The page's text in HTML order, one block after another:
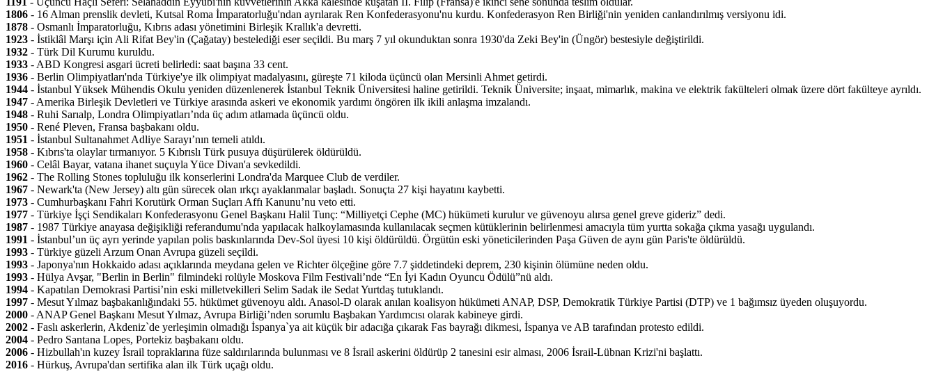
1806 - 16 Alman prenslik devleti, Kutsal Roma İmparatorluğu'ndan ayrılarak Ren Konfederasyonu'nu kurdu. Konfederasyon Ren Birliği'nin yeniden canlandırılmış versiyonu idi.
1878 - Osmanlı İmparatorluğu, Kıbrıs adası yönetimini Birleşik Krallık'a devretti.
1923 - İstiklâl Marşı için Ali Rifat Bey'in (Çağatay) bestelediği eser seçildi. Bu marş 7 yıl okunduktan sonra 1930'da Zeki Bey'in (Üngör) bestesiyle değiştirildi.
1932 - Türk Dil Kurumu kuruldu.
1933 - ABD Kongresi asgari ücreti belirledi: saat başına 33 cent.
1936 - Berlin Olimpiyatları'nda Türkiye'ye ilk olimpiyat madalyasını, güreşte 71 kiloda üçüncü olan Mersinli Ahmet getirdi.
1944 - İstanbul Yüksek Mühendis Okulu yeniden düzenlenerek İstanbul Teknik Üniversitesi haline getirildi. Teknik Üniversite; inşaat, mimarlık, makina ve elektrik fakülteleri olmak üzere dört fakülteye ayrıldı.
1947 - Amerika Birleşik Devletleri ve Türkiye arasında askeri ve ekonomik yardımı öngören ilk ikili anlaşma imzalandı.
1948 - Ruhi Sarıalp, Londra Olimpiyatları’nda üç adım atlamada üçüncü oldu.
1950 - René Pleven, Fransa başbakanı oldu.
1951 - İstanbul Sultanahmet Adliye Sarayı’nın temeli atıldı.
1958 - Kıbrıs'ta olaylar tırmanıyor. 5 Kıbrıslı Türk pusuya düşürülerek öldürüldü.
1960 - Celâl Bayar, vatana ihanet suçuyla Yüce Divan'a sevkedildi.
1962 - The Rolling Stones topluluğu ilk konserlerini Londra'da Marquee Club de verdiler.
1967 - Newark'ta (New Jersey) altı gün sürecek olan ırkçı ayaklanmalar başladı. Sonuçta 27 kişi hayatını kaybetti.
1973 - Cumhurbaşkanı Fahri Korutürk Orman Suçları Affı Kanunu’nu veto etti.
1977 - Türkiye İşçi Sendikaları Konfederasyonu Genel Başkanı Halil Tunç: “Milliyetçi Cephe (MC) hükümeti kurulur ve güvenoyu alırsa genel greve gideriz” dedi.
1987 - 1987 Türkiye anayasa değişikliği referandumu'nda yapılacak halkoylamasında kullanılacak seçmen kütüklerinin belirlenmesi amacıyla tüm yurtta sokağa çıkma yasağı uygulandı.
1991 - İstanbul’un üç ayrı yerinde yapılan polis baskınlarında Dev-Sol üyesi 10 kişi öldürüldü. Örgütün eski yöneticilerinden Paşa Güven de aynı gün Paris'te öldürüldü.
1993 - Türkiye güzeli Arzum Onan Avrupa güzeli seçildi.
1993 - Japonya'nın Hokkaido adası açıklarında meydana gelen ve Richter ölçeğine göre 7.7 şiddetindeki deprem, 230 kişinin ölümüne neden oldu.
1993 - Hülya Avşar, "Berlin in Berlin" filmindeki rolüyle Moskova Film Festivali’nde “En İyi Kadın Oyuncu Ödülü”nü aldı.
1994 - Kapatılan Demokrasi Partisi’nin eski milletvekilleri Selim Sadak ile Sedat Yurtdaş tutuklandı.
1997 - Mesut Yılmaz başbakanlığındaki 55. hükümet güvenoyu aldı. Anasol-D olarak anılan koalisyon hükümeti ANAP, DSP, Demokratik Türkiye Partisi (DTP) ve 1 bağımsız üyeden oluşuyordu.
2000 - ANAP Genel Başkanı Mesut Yılmaz, Avrupa Birliği’nden sorumlu Başbakan Yardımcısı olarak kabineye girdi.
2002 - Faslı askerlerin, Akdeniz`de yerleşimin olmadığı İspanya`ya ait küçük bir adacığa çıkarak Fas bayrağı dikmesi, İspanya ve AB tarafından protesto edildi.
2004 - Pedro Santana Lopes, Portekiz başbakanı oldu.
2006 - Hizbullah'ın kuzey İsrail topraklarına füze saldırılarında bulunması ve 8 İsrail askerini öldürüp 2 tanesini esir alması, 2006 İsrail-Lübnan Krizi'ni başlattı.
2016 - Hürkuş, Avrupa'dan sertifika alan ilk Türk uçağı oldu.